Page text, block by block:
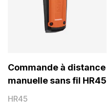
Commande à distance
manuelle sans fil HR45
HR45